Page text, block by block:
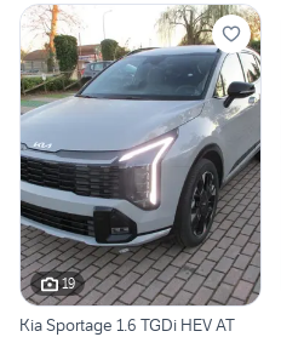
19
Kia Sportage 1.6 TGDi HEV AT